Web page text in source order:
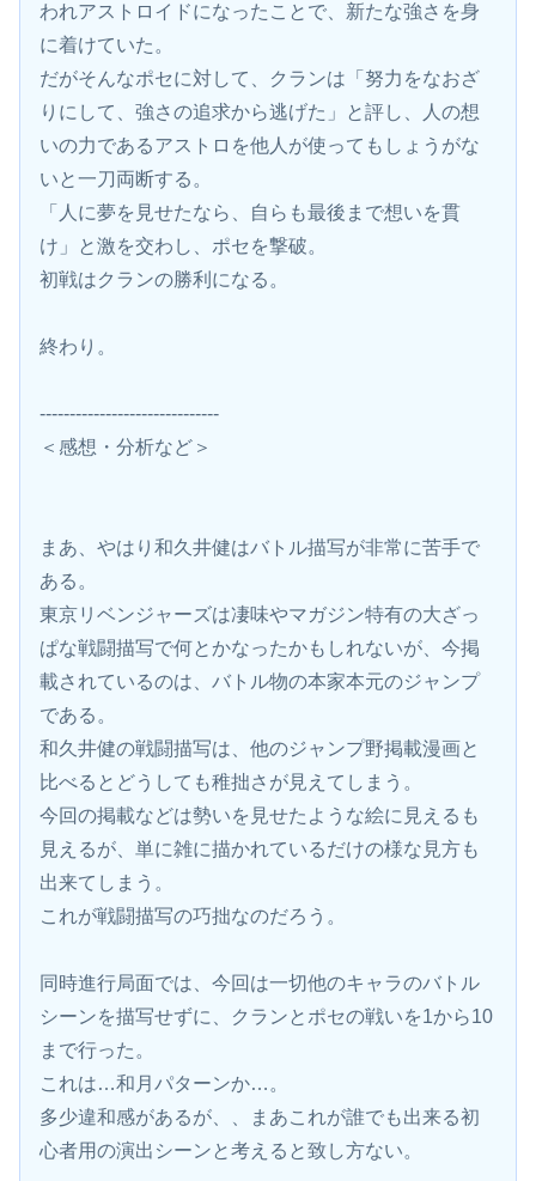
われアストロイドになったことで、新たな強さを身
に着けていた。
だがそんなポセに対して、クランは「努力をなおざ
りにして、強さの追求から逃げた」と評し、人の想
いの力であるアストロを他人が使ってもしょうがな
いと一刀両断する。
「人に夢を見せたなら、自らも最後まで想いを貫
け」と激を交わし、ポセを撃破。
初戦はクランの勝利になる。
終わり。
------------------------------
＜感想・分析など＞
まあ、やはり和久井健はバトル描写が非常に苦手で
ある。
東京リベンジャーズは凄味やマガジン特有の大ざっ
ぱな戦闘描写で何とかなったかもしれないが、今掲
載されているのは、バトル物の本家本元のジャンプ
である。
和久井健の戦闘描写は、他のジャンプ野掲載漫画と
比べるとどうしても稚拙さが見えてしまう。
今回の掲載などは勢いを見せたような絵に見えるも
見えるが、単に雑に描かれているだけの様な見方も
出来てしまう。
これが戦闘描写の巧拙なのだろう。
同時進行局面では、今回は一切他のキャラのバトル
シーンを描写せずに、クランとポセの戦いを1から10
まで行った。
これは…和月パターンか…。
多少違和感があるが、、まあこれが誰でも出来る初
心者用の演出シーンと考えると致し方ない。